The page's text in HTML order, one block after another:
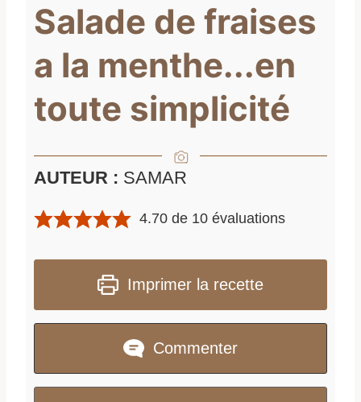
Salade de fraises
a la menthe...en
toute simplicité
AUTEUR : SAMAR
4.70 de 10 évaluations
Imprimer la recette
Commenter